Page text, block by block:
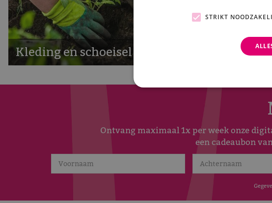
Kleding en schoeisel
Ontvang maximaal 1x per week onze
een cadeaubon
STRIKT